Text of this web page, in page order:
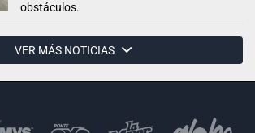
obstáculos.
VER MÁS NOTICIAS